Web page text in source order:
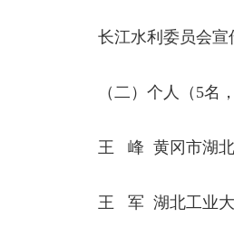
长江水利委员会宣
（二）个人（5名
王 峰 黄冈市湖北
王 军 湖北工业大